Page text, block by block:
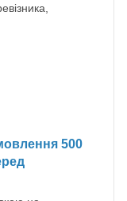
500